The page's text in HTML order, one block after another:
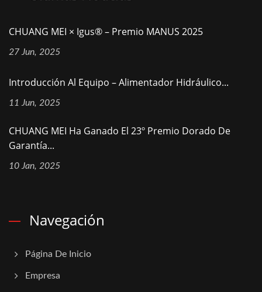
CHUANG MEI × Igus® – Premio MANUS 2025
27 Jun, 2025
Introducción Al Equipo – Alimentador Hidráulico...
11 Jun, 2025
CHUANG MEI Ha Ganado El 23º Premio Dorado De
Garantía...
10 Jan, 2025
Navegación
Página De Inicio
Empresa